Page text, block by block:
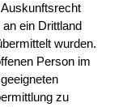
ein Drittland
wurden.
Person im
zu